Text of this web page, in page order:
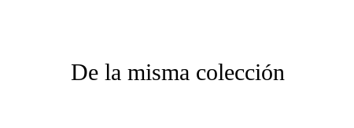
De la misma colección